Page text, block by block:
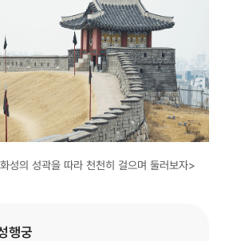
성의 성곽을 따라 천천히 걸으며 둘러보자>
행궁